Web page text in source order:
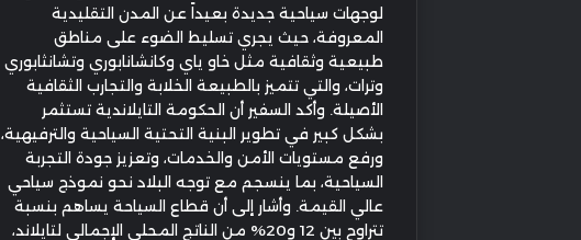
لوجهات سياحية جديدة بعيداً عن المدن التقليدية
المعروفة، حيث يجري تسليط الضوء على مناطق
طبيعية وثقافية مثل خاو ياي وكانشانابوري وتشانثابوري
وترات، والتي تتميز بالطبيعة الخلابة والتجارب الثقافية
الأصيلة. وأكد السفير أن الحكومة التايلاندية تستثمر
بشكل كبير في تطوير البنية التحتية السياحية والترفيهية،
ورفع مستويات الأمن والخدمات، وتعزيز جودة التجربة
السياحية، بما ينسجم مع توجه البلاد نحو نموذج سياحي
عالي القيمة. وأشار إلى أن قطاع السياحة يساهم بنسبة
تتراوح بين 12 و20% من الناتج المحلي الإجمالي لتايلاند،